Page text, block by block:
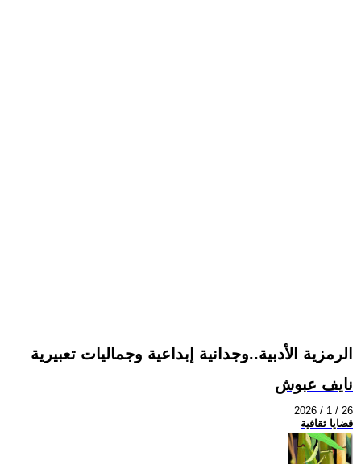
الرمزية الأدبية..وجدانية إبداعية وجماليات تعبيرية
نايف عبوش
2026 / 1 / 26
قضايا ثقافية